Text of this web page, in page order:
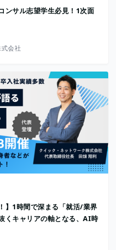
ンサル志望学生必見！1次面
会社
】1時間で深まる「就活/業界
くキャリアの軸となる、AI時